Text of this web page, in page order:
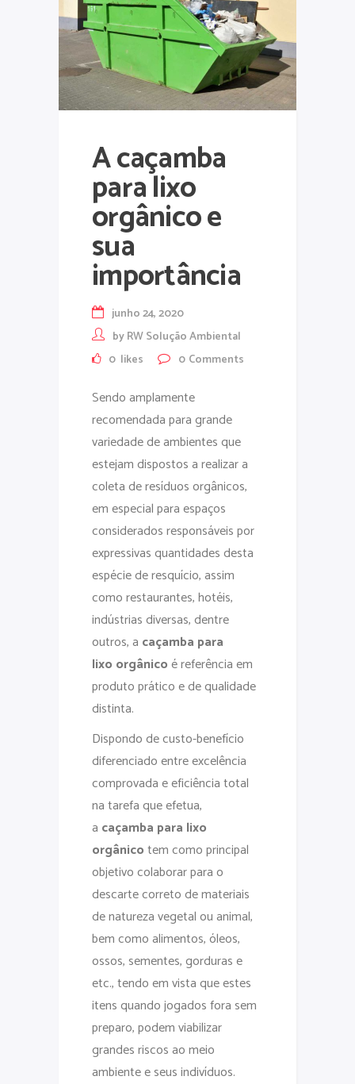
A caçamba
para lixo
orgânico e
sua
importância
junho 24, 2020
byRW Solução Ambiental
0 likes 0 Comments
Sendo amplamente
recomendada para grande
variedade de ambientes que
estejam dispostos a realizar a
coleta de resíduos orgânicos,
em especial para espaços
considerados responsáveis por
expressivas quantidades desta
espécie de resquício, assim
como restaurantes, hotéis,
indústrias diversas, dentre
outros, a caçamba para
lixo orgânicoé referência em
produto prático e de qualidade
distinta.
Dispondo de custo-benefício
diferenciado entre excelência
comprovada e eficiência total
na tarefa que efetua,
a caçamba para lixo
orgânicotem como principal
objetivo colaborar para o
descarte correto de materiais
de natureza vegetal ou animal,
bem como alimentos, óleos,
ossos, sementes, gorduras e
etc., tendo em vista que estes
itens quando jogados fora sem
preparo, podem viabilizar
grandes riscos ao meio
ambiente e seus indivíduos.